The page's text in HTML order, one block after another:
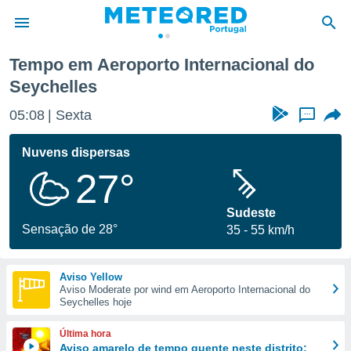
da
foi
para
fornecidas
e
forma
digital
Tempo em Aeroporto Internacional do
Seychelles
05:08 Sexta ...
Nuvens dispersas
27°
Sensação de 28°
Sudeste
35
55 km/h
Aviso Yellow
Aviso Moderate por wind em Aeroporto Internacional do
Seychelles hoje
Última hora
Aviso amarelo de tempo quente neste distrito: